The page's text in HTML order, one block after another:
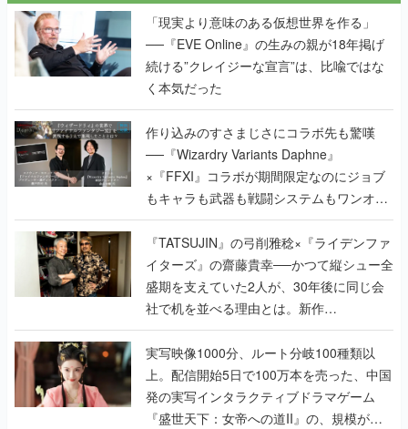
「現実より意味のある仮想世界を作る」
──『EVE Online』の生みの親が18年掲げ
続ける”クレイジーな宣言”は、比喩ではな
く本気だった
作り込みのすさまじさにコラボ先も驚嘆
──『Wizardry Variants Daphne』
×『FFXI』コラボが期間限定なのにジョブ
もキャラも武器も戦闘システムもワンオフ
で作り込まれた理由を両ディレクターに聞
く
『TATSUJIN』の弓削雅稔×『ライデンファ
イターズ』の齋藤貴幸──かつて縦シュー全
盛期を支えていた2人が、30年後に同じ会
社で机を並べる理由とは。新作
『TATSUJIN EXTREME』で初タッグを組
んだレジェンド2人に訊く開発秘話
実写映像1000分、ルート分岐100種類以
上。配信開始5日で100万本を売った、中国
発の実写インタラクティブドラマゲーム
『盛世天下：女帝への道II』の、規模が違